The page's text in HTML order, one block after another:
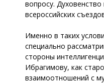
вопросу.
всероссийских
Именно в таких
специально
стороны
Ибрагимову, как
взаимоотношений с